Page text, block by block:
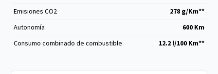
Emisiones CO2
278 g/Km**
Autonomía
600 Km
Consumo combinado de combustible
12.2 l/100 Km**